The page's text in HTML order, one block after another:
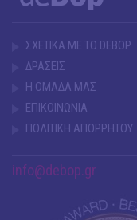
ΣΧΕΤΙΚΑ ΜΕ ΤΟ DEBOP
ΔΡΑΣΕΙΣ
Η ΟΜΑΔΑ ΜΑΣ
ΕΠΙΚΟΙΝΩΝΙΑ
ΠΟΛΙΤΙΚΗ ΑΠΟΡΡΗΤΟΥ
info@debop.gr